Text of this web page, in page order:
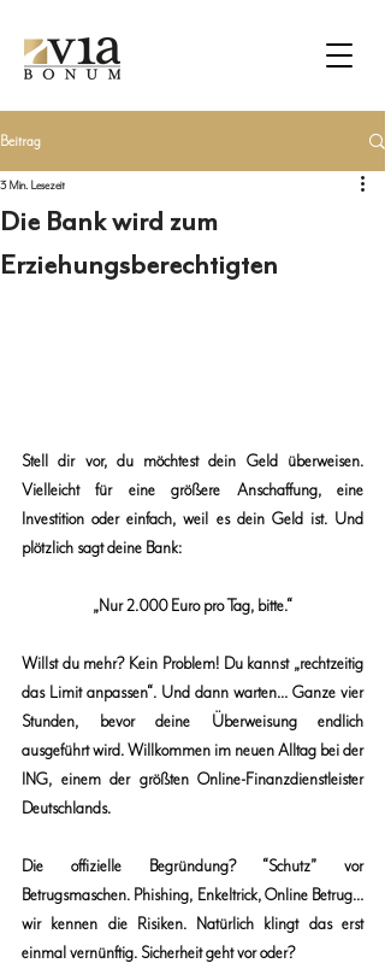
Beitrag
Die Bank wird zum
Erziehungsberechtigten
3 Min. Lesezeit
Stell dir vor, du möchtest dein Geld überweisen.
Vielleicht für eine größere Anschaffung, eine
Investition oder einfach, weil es dein Geld ist. Und
plötzlich sagt deine Bank:
„Nur 2.000 Euro pro Tag, bitte.“
Willst du mehr? Kein Problem! Du kannst „rechtzeitig
das Limit anpassen“. Und dann warten… Ganze vier
Stunden, bevor deine Überweisung endlich
ausgeführt wird. Willkommen im neuen Alltag bei der
ING, einem der größten Online-Finanzdienstleister
Deutschlands.
Die offizielle Begründung? “Schutz” vor
Betrugsmaschen. Phishing, Enkeltrick, Online Betrug…
wir kennen die Risiken. Natürlich klingt das erst
einmal vernünftig. Sicherheit geht vor oder?